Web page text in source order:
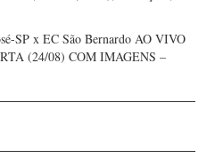
SP x EC São Bernardo AO VIVO
(24/08) COM IMAGENS –